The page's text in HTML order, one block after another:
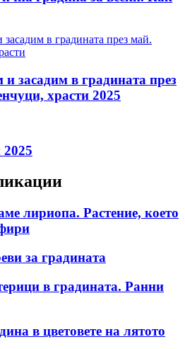
и засадим в градината през
храсти 2025
2025
лириопа. Растение, което
за градината
в градината. Ранни
в цветовете на лятото